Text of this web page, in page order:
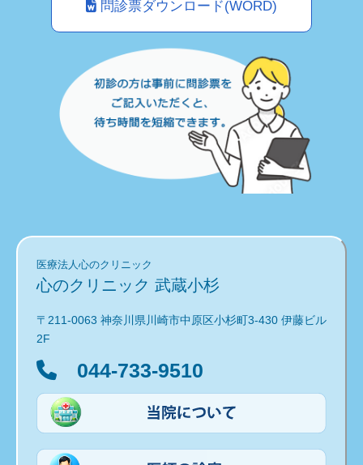
問診票ダウンロード(WORD)
医療法人心のクリニック
心のクリニック 武蔵小杉
〒211-0063 神奈川県川崎市中原区小杉町3-430 伊藤ビル
2F
044-733-9510